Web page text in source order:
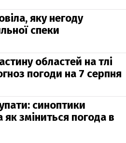
яку негоду
спеки
областей на тлі
погоди на 7 серпня
синоптики
як зміниться погода в